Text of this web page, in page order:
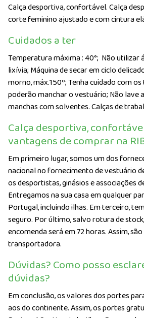
Calça desportiva, confortável. Calça
corte feminino ajustado e com cintura
Cuidados a ter
Temperatura máxima : 40°; Não utilizar
lixívia; Máquina de secar em ciclo
morno, máx.150º; Tenha cuidado com
poderão manchar o vestuário; Não lave
manchas com solventes. Calças de
Calça desportiva,
vantagens de comprar na
Em primeiro lugar, somos um dos
nacional no fornecimento de vestuário
os desportistas, ginásios e associações
Entregamos na sua casa em qualquer
Portugal, incluindo ilhas. Em terceiro,
seguro. Por último, salvo rotura de
encomenda será em 72 horas. Assim,
transportadora.
Dúvidas? Como posso
dúvidas?
Em conclusão, os valores dos portes
aos do continente. Assim, os portes